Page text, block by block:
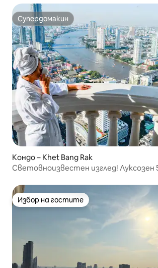
Супердомакин
Супердомакин
Кондо – Khet Bang Rak
Световноизвестен изглед! Луксозен
Избор на гостите
Избор на гостите